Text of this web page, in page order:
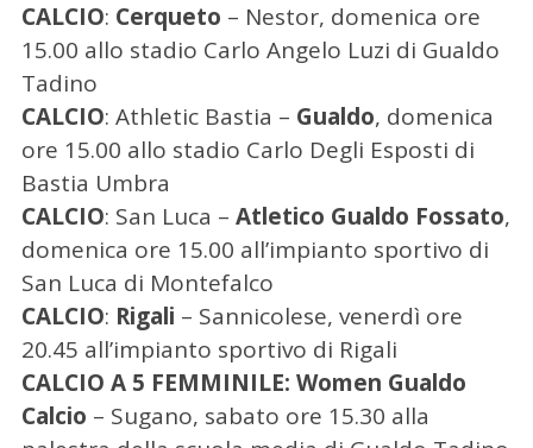
CALCIO: Cerqueto – Nestor, domenica ore
15.00 allo stadio Carlo Angelo Luzi di Gualdo
Tadino
CALCIO: Athletic Bastia – Gualdo, domenica
ore 15.00 allo stadio Carlo Degli Esposti di
Bastia Umbra
CALCIO: San Luca – Atletico Gualdo Fossato,
domenica ore 15.00 all’impianto sportivo di
San Luca di Montefalco
CALCIO: Rigali – Sannicolese, venerdì ore
20.45 all’impianto sportivo di Rigali
CALCIO A 5 FEMMINILE: Women Gualdo
Calcio – Sugano, sabato ore 15.30 alla